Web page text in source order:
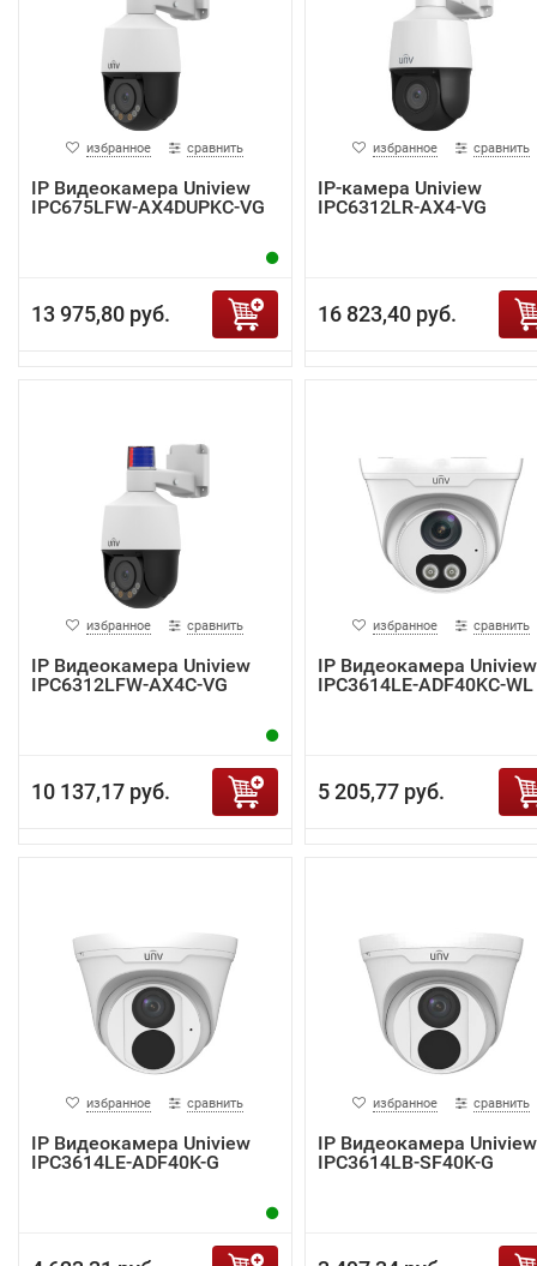
избранное сравнить
IP Видеокамера Uniview
IPC675LFW-AX4DUPKC-VG
13 975,80 руб.
избранное сравнить
IP-камера Uniview
IPC6312LR-AX4-VG
16 823,40 руб.
избранное сравнить
IP Видеокамера Uniview
IPC6312LFW-AX4C-VG
10 137,17 руб.
избранное сравнить
IP Видеокамера Uniview
IPC3614LE-ADF40KC-WL
5 205,77 руб.
избранное сравнить
IP Видеокамера Uniview
IPC3614LE-ADF40K-G
избранное сравнить
IP Видеокамера Uniview
IPC3614LB-SF40K-G